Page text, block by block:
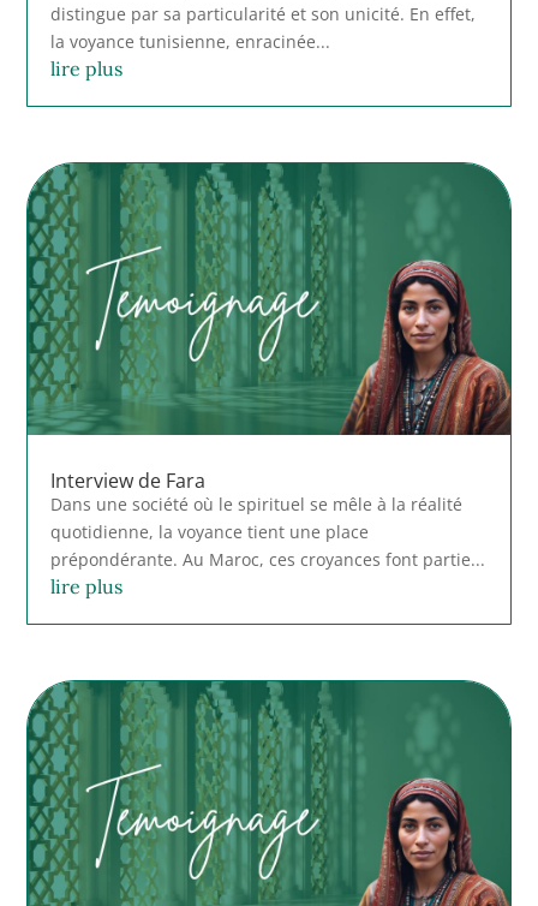
distingue par sa particularité et son unicité. En effet,
la voyance tunisienne, enracinée...
lire plus
Interview de Fara
Dans une société où le spirituel se mêle à la réalité
quotidienne, la voyance tient une place
prépondérante. Au Maroc, ces croyances font partie...
lire plus